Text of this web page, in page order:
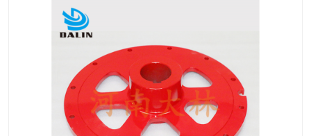
VC离合器
PO隔膜离合器
泥浆泵空气包胶囊 气动元件
DY隔膜式离合器 CB离合器